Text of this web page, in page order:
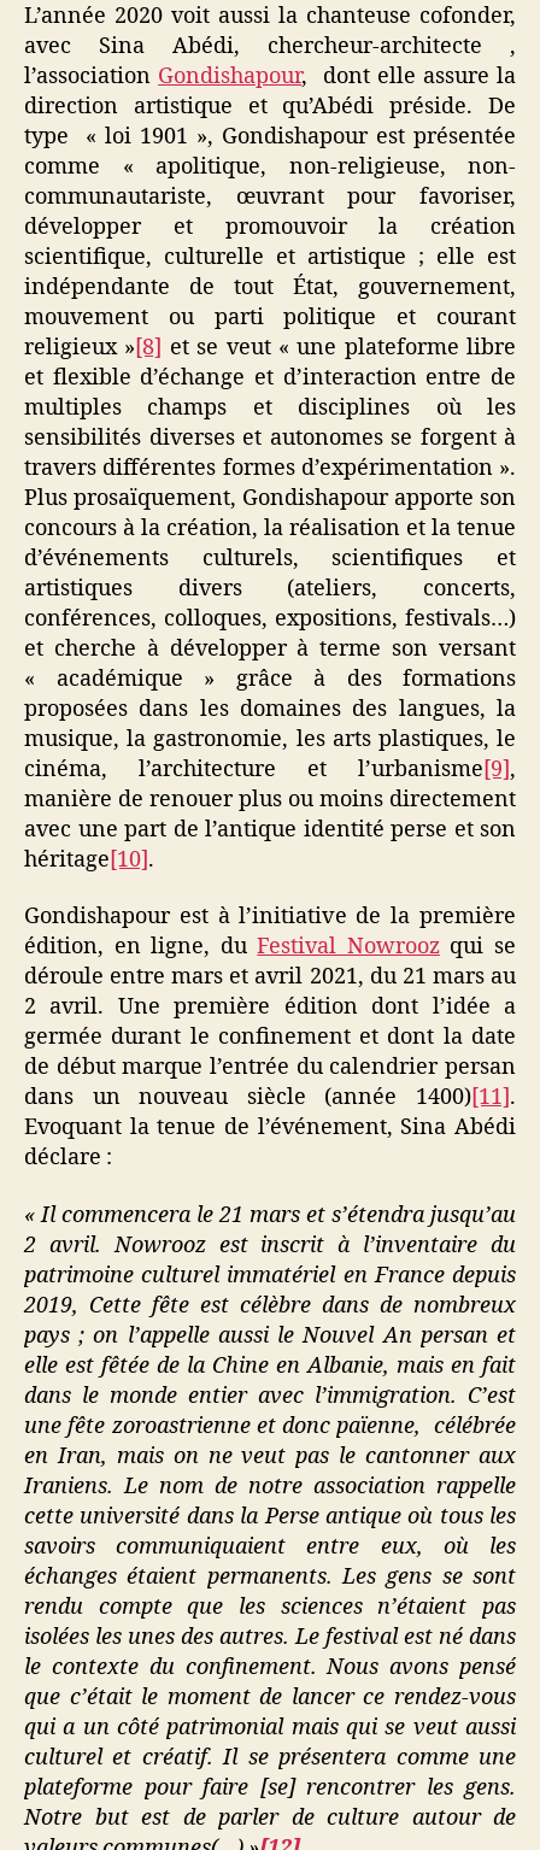
L’année 2020 voit aussi la chanteuse cofonder,
avec Sina Abédi, chercheur-architecte ,
l’association Gondishapour, dont elle assure la
direction artistique et qu’Abédi préside. De
type « loi 1901 », Gondishapour est présentée
comme « apolitique, non-religieuse, non-
communautariste, œuvrant pour favoriser,
développer et promouvoir la création
scientifique, culturelle et artistique ; elle est
indépendante de tout État, gouvernement,
mouvement ou parti politique et courant
religieux »[8] et se veut « une plateforme libre
et flexible d’échange et d’interaction entre de
multiples champs et disciplines où les
sensibilités diverses et autonomes se forgent à
travers différentes formes d’expérimentation ».
Plus prosaïquement, Gondishapour apporte son
concours à la création, la réalisation et la tenue
d’événements culturels, scientifiques et
artistiques divers (ateliers, concerts,
conférences, colloques, expositions, festivals…)
et cherche à développer à terme son versant
« académique » grâce à des formations
proposées dans les domaines des langues, la
musique, la gastronomie, les arts plastiques, le
cinéma, l’architecture et l’urbanisme[9],
manière de renouer plus ou moins directement
avec une part de l’antique identité perse et son
héritage[10].
Gondishapour est à l’initiative de la première
édition, en ligne, duFestival Nowroozqui se
déroule entre mars et avril 2021, du 21 mars au
2 avril. Une première édition dont l’idée a
germée durant le confinement et dont la date
de début marque l’entrée du calendrier persan
dans un nouveau siècle (année 1400)[11].
Evoquant la tenue de l’événement, Sina Abédi
déclare :
« Il commencera le 21 mars et s’étendra jusqu’au
2 avril. Nowrooz est inscrit à l’inventaire du
patrimoine culturel immatériel en France depuis
2019, Cette fête est célèbre dans de nombreux
pays ; on l’appelle aussi le Nouvel An persan et
elle est fêtée de la Chine en Albanie, mais en fait
dans le monde entier avec l’immigration. C’est
une fête zoroastrienne et donc païenne, célébrée
en Iran, mais on ne veut pas le cantonner aux
Iraniens. Le nom de notre association rappelle
cette université dans la Perse antique où tous les
savoirs communiquaient entre eux, où les
échanges étaient permanents. Les gens se sont
rendu compte que les sciences n’étaient pas
isolées les unes des autres. Le festival est né dans
le contexte du confinement. Nous avons pensé
que c’était le moment de lancer ce rendez-vous
qui a un côté patrimonial mais qui se veut aussi
culturel et créatif. Il se présentera comme une
plateforme pour faire [se] rencontrer les gens.
Notre but est de parler de culture autour de